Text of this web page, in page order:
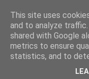
This site uses
and to analyze
shared with Google
metrics to ensure
statistics, and to